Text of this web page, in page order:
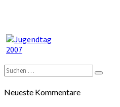
Suchen
nach:
Suchen
Neueste Kommentare